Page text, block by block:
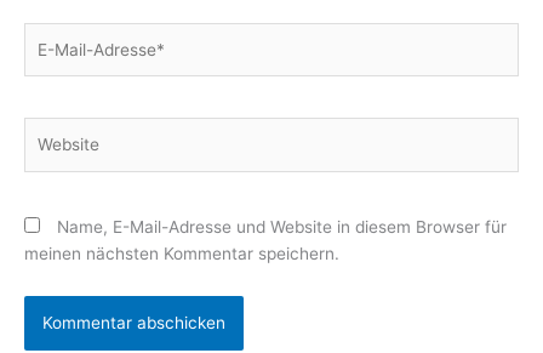
Mail-
Name, E-Mail-Adresse und Website in diesem Browser für
meinen nächsten Kommentar speichern.